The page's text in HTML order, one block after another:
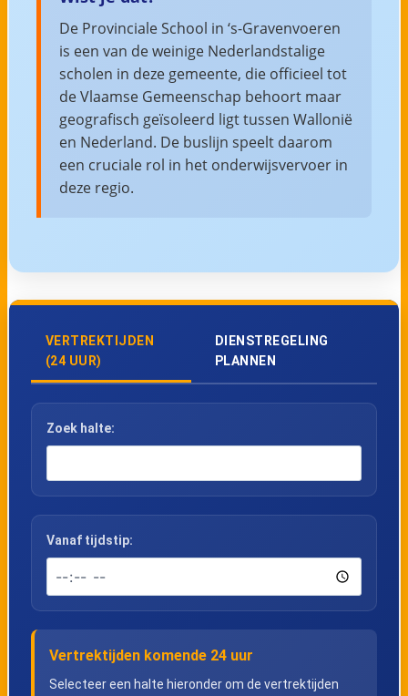
De Provinciale School in ‘s-Gravenvoeren
is een van de weinige Nederlandstalige
scholen in deze gemeente, die officieel tot
de Vlaamse Gemeenschap behoort maar
geografisch geïsoleerd ligt tussen Wallonië
en Nederland. De buslijn speelt daarom
een cruciale rol in het onderwijsvervoer in
deze regio.
VERTREKTIJDEN
(24 UUR)
DIENSTREGELING
PLANNEN
Zoek halte:
Vanaf tijdstip:
Vertrektijden komende 24 uur
Selecteer een halte hieronder om de vertrektijden